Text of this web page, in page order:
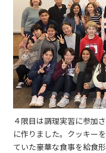
４限目は調理実習に参加
に作りました。クッキー
ていた豪華な食事を給食